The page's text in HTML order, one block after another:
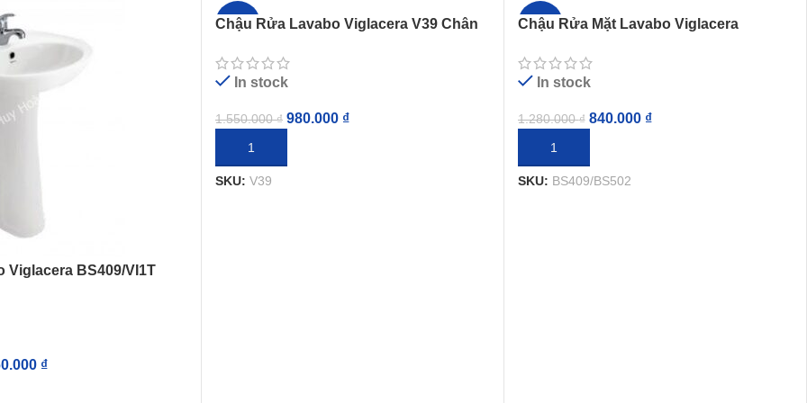
Viglacera BS409/VI1T
₫
HÀNG
-37%
Chậu Rửa Lavabo Viglacera V39 Chân
In stock
1.550.000₫ 980.000 ₫
THÊM VÀO GIỎ HÀNG
SKU: V39
-34%
Chậu Rửa Mặt Lavabo Viglacera
In stock
1.280.000₫ 840.000 ₫
THÊM VÀO GIỎ HÀNG
SKU: BS409/BS502